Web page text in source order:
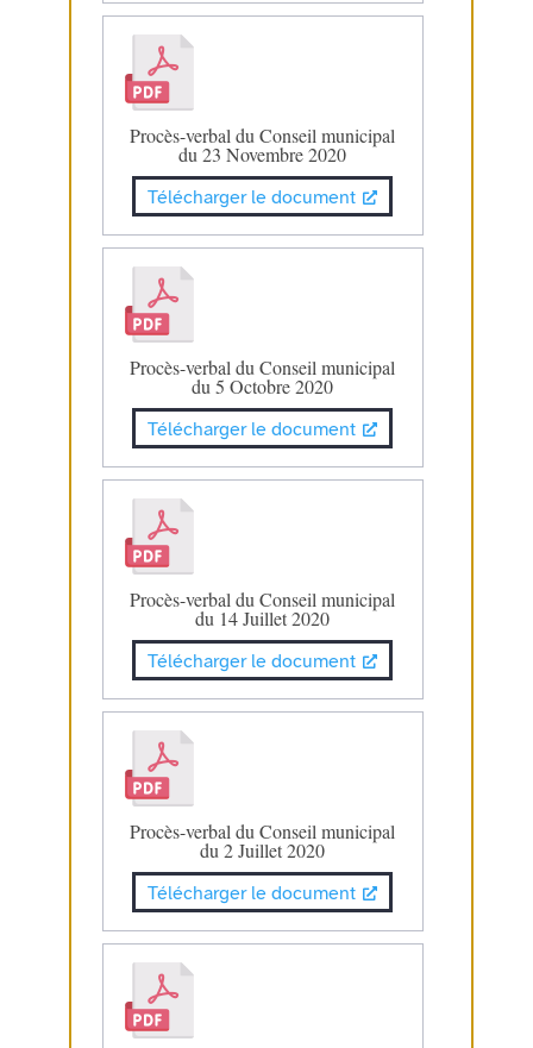
Procès-verbal du Conseil municipal
du 23 Novembre 2020
Télécharger le document
Procès-verbal du Conseil municipal
du 5 Octobre 2020
Télécharger le document
Procès-verbal du Conseil municipal
du 14 Juillet 2020
Télécharger le document
Procès-verbal du Conseil municipal
du 2 Juillet 2020
Télécharger le document